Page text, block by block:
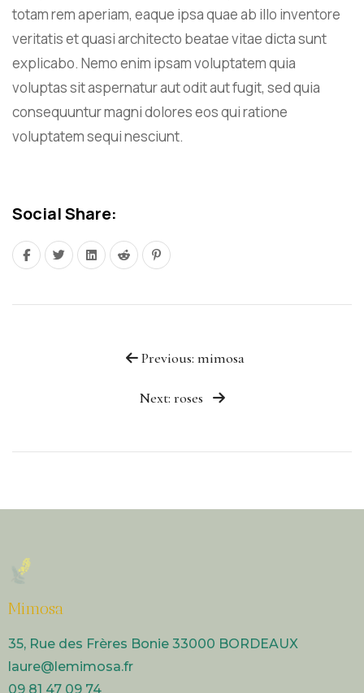
totam rem aperiam, eaque ipsa quae ab illo inventore
veritatis et quasi architecto beatae vitae dicta sunt
explicabo. Nemo enim ipsam voluptatem quia
voluptas sit aspernatur aut odit aut fugit, sed quia
consequuntur magni dolores eos qui ratione
voluptatem sequi nesciunt.
Social Share:
Previous: mimosa
Next: roses
Mimosa
35, Rue des Frères Bonie 33000 BORDEAUX
laure@lemimosa.fr​
09 81 47 09 74